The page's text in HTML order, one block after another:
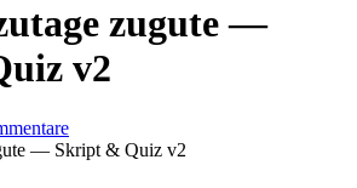
zugute —
v2